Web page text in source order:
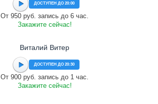
ДОСТУПЕН ДО 20:00
От 950 руб. запись до 6 час.
Закажите сейчас!
Виталий Витер
ДОСТУПЕН ДО 20:30
От 900 руб. запись до 1 час.
Закажите сейчас!